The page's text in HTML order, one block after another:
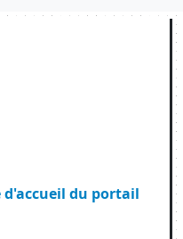
d'accueil du portail